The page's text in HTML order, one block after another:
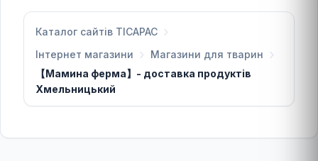
Каталог сайтів TICAPAC
Інтернет магазини
Магазини для тварин
【Мамина ферма】- доставка продуктів
Хмельницький